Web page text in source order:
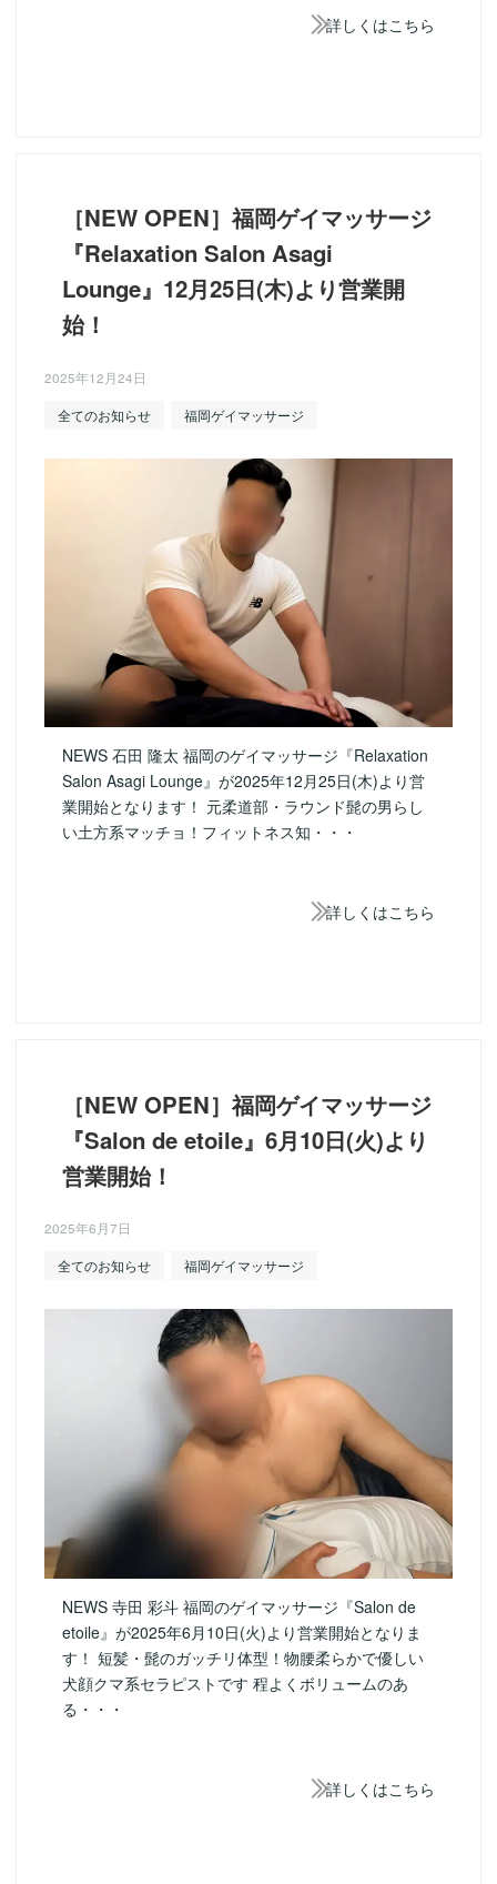
詳しくはこちら
［NEW OPEN］福岡ゲイマッサージ
『Relaxation Salon Asagi
Lounge』12月25日(木)より営業開
始！
2025年12月24日
全てのお知らせ
福岡ゲイマッサージ
NEWS 石田 隆太 福岡のゲイマッサージ『Relaxation
Salon Asagi Lounge』が2025年12月25日(木)より営
業開始となります！ 元柔道部・ラウンド髭の男らし
い土方系マッチョ！フィットネス知・・・
詳しくはこちら
［NEW OPEN］福岡ゲイマッサージ
『Salon de etoile』6月10日(火)より
営業開始！
2025年6月7日
全てのお知らせ
福岡ゲイマッサージ
NEWS 寺田 彩斗 福岡のゲイマッサージ『Salon de
etoile』が2025年6月10日(火)より営業開始となりま
す！ 短髪・髭のガッチリ体型！物腰柔らかで優しい
犬顔クマ系セラピストです 程よくボリュームのあ
る・・・
詳しくはこちら